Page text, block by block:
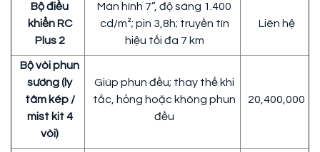
Bộ điều
khiển RC
Plus 2
Màn hình 7”, độ sáng 1.400
cd/m²; pin 3,8h; truyền tín
hiệu tối đa 7 km
Liên hệ
Bộ vòi phun
sương (ly
tâm kép /
mist kit 4
vòi)
Giúp phun đều; thay thế khi
tắc, hỏng hoặc không phun
đều
20,400,000